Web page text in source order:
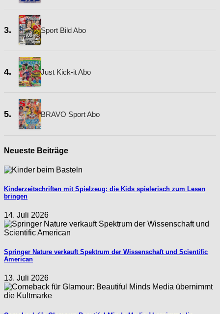
3. Sport Bild Abo
4. Just Kick-it Abo
5. BRAVO Sport Abo
Neueste Beiträge
Kinderzeitschriften mit Spielzeug: die Kids spielerisch zum Lesen
bringen
14. Juli 2026
Springer Nature verkauft Spektrum der Wissenschaft und Scientific
American
13. Juli 2026